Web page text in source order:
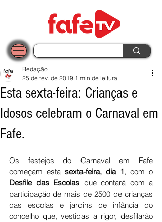
Esta sexta-feira: Crianças e
Idosos celebram o Carnaval em
Fafe.
Redação
25 de fev. de 2019 1 min de leitura
Os festejos do Carnaval em Fafe
começam esta sexta-feira, dia 1
Desfile das Escolas que contará com a
participação de mais de 2500 de crianças
das escolas e jardins de infância do
concelho que, vestidas a rigor, desfilarão